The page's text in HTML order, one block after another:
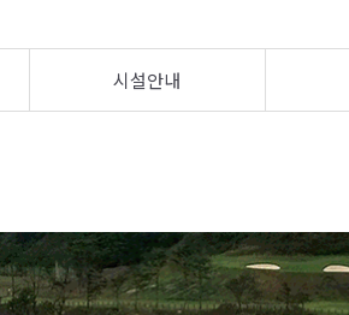
시설안내